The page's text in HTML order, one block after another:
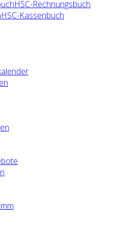
HSC-Rechnungsbuch
HSC-Kassenbuch